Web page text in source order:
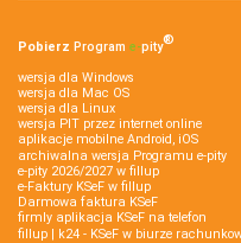
Pobierz Program e‑pity®
wersja dla Windows
wersja dla Mac OS
wersja dla Linux
wersja PIT przez internet online
aplikacje mobilne Android, iOS
archiwalna wersja Programu e-pity
e-pity 2026/2027 w fillup
e‑Faktury KSeF w fillup
Darmowa faktura KSeF
firmly aplikacja KSeF na telefon
fillup | k24 - KSeF w biurze